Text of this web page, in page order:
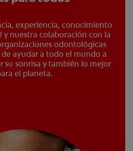
experiencia, conocimiento
y nuestra colaboración con la
odontológicas
ayudar a todo el mundo a
su sonrisa y también lo mejor
el planeta.